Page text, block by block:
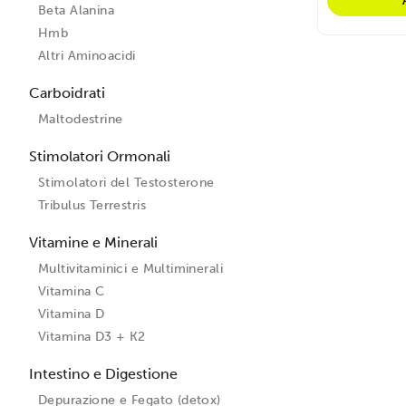
Beta Alanina
Hmb
Altri Aminoacidi
Carboidrati
Maltodestrine
Stimolatori Ormonali
Stimolatori del Testosterone
Tribulus Terrestris
Vitamine e Minerali
Multivitaminici e Multiminerali
Vitamina C
Vitamina D
Vitamina D3 + K2
Intestino e Digestione
Depurazione e Fegato (detox)